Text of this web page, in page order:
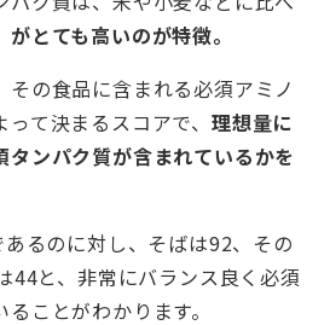
がとても高いのが特徴。
の食品に含まれる必須アミノ
て決まるスコアで、 理想量に
タンパク質が含まれているかを
るのに対し、そばは92、その
44と、非常にバランス良く必須
ことがわかります。